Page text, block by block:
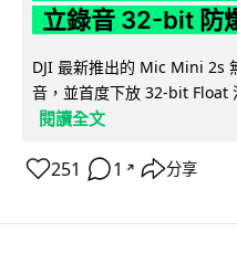
立錄音 32-bit 防
DJI 最新推出的 Mic Mini 2s
音，並首度下放 32-bit Float
閱讀全文
251 1 ↗ 分享